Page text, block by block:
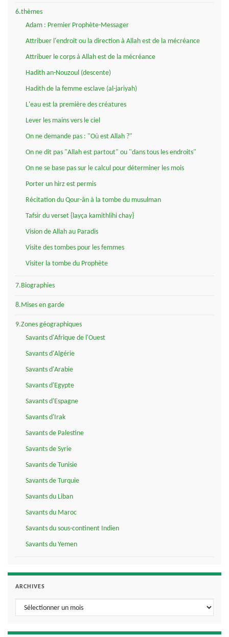
6.thèmes
Adam : Premier Prophète-Messager
Attribuer l'endroit ou la direction à Allah est de la mécréance
Attribuer le corps à Allah est de la mécréance
Hadith an-Nouzoul (descente)
Hadith de la femme esclave (al-jariyah)
L'eau est la première des créatures
Lever les mains vers le ciel
On ne demande pas : "Où est Allah ?"
On ne dit pas "Allah est partout" ou "dans tous les endroits"
On ne se base pas sur le calcul pour déterminer les mois
Porter un hirz est permis
Récitation du Qour-ân à la tombe du musulman
Tafsir du verset {layça kamithlihi chay}
Vision de Allah au Paradis
Visite des tombes pour les femmes
Visiter la tombe du Prophète
7.Biographies
8.Mises en garde
9.Zones géographiques
Savants d'Afrique de l'Ouest
Savants d'Algérie
Savants d'Arabie
Savants d'Egypte
Savants d'Espagne
Savants d'Irak
Savants de Palestine
Savants de Syrie
Savants de Tunisie
Savants de Turquie
Savants du Liban
Savants du Maroc
Savants du sous-continent Indien
Savants du Yemen
ARCHIVES
Archives